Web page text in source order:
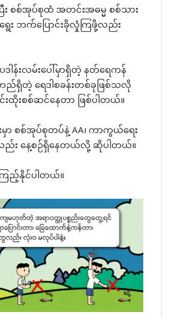
စစ်အုပ်စုထံ အတင်းအဓမ္မ စစ်သား
း ဘက်ပြောင်းခိုလှုံကြဖို့လည်း
းလမ်းပေါ်မှာရှိတဲ့ နတ်ရေကန်
ရှိတဲ့ ရေဒါစခန်းတစ်ခုဖြစ်သလို
ထိုးစစ်ဆင်နေတာ ဖြစ်ပါတယ်။
စစ်အုပ်စုတပ်နဲ့ AA၊ ကာကွယ်ရေး
လည်း နေ့စဉ်ရှိနေတယ်လို့ ဆိုပါတယ်။
ည့်နိုင်ပါတယ်။